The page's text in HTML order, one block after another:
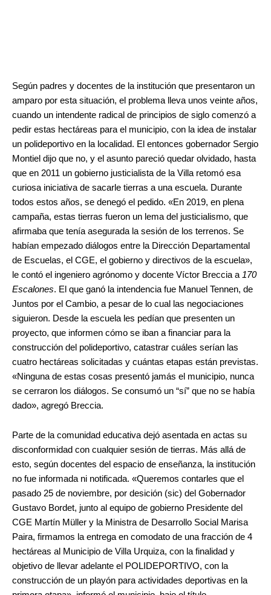
Según padres y docentes de la institución que presentaron un
amparo por esta situación, el problema lleva unos veinte años,
cuando un intendente radical de principios de siglo comenzó a
pedir estas hectáreas para el municipio, con la idea de instalar
un polideportivo en la localidad. El entonces gobernador Sergio
Montiel dijo que no, y el asunto pareció quedar olvidado, hasta
que en 2011 un gobierno justicialista de la Villa retomó esa
curiosa iniciativa de sacarle tierras a una escuela. Durante
todos estos años, se denegó el pedido. «En 2019, en plena
campaña, estas tierras fueron un lema del justicialismo, que
afirmaba que tenía asegurada la sesión de los terrenos. Se
habían empezado diálogos entre la Dirección Departamental
de Escuelas, el CGE, el gobierno y directivos de la escuela»,
le contó el ingeniero agrónomo y docente Víctor Breccia a 170
Escalones. El que ganó la intendencia fue Manuel Tennen, de
Juntos por el Cambio, a pesar de lo cual las negociaciones
siguieron. Desde la escuela les pedían que presenten un
proyecto, que informen cómo se iban a financiar para la
construcción del polideportivo, catastrar cuáles serían las
cuatro hectáreas solicitadas y cuántas etapas están previstas.
«Ninguna de estas cosas presentó jamás el municipio, nunca
se cerraron los diálogos. Se consumó un “sí” que no se había
dado», agregó Breccia.
Parte de la comunidad educativa dejó asentada en actas su
disconformidad con cualquier sesión de tierras. Más allá de
esto, según docentes del espacio de enseñanza, la institución
no fue informada ni notificada. «Queremos contarles que el
pasado 25 de noviembre, por desición (sic) del Gobernador
Gustavo Bordet, junto al equipo de gobierno Presidente del
CGE Martín Müller y la Ministra de Desarrollo Social Marisa
Paira, firmamos la entrega en comodato de una fracción de 4
hectáreas al Municipio de Villa Urquiza, con la finalidad y
objetivo de llevar adelante el POLIDEPORTIVO, con la
construcción de un playón para actividades deportivas en la